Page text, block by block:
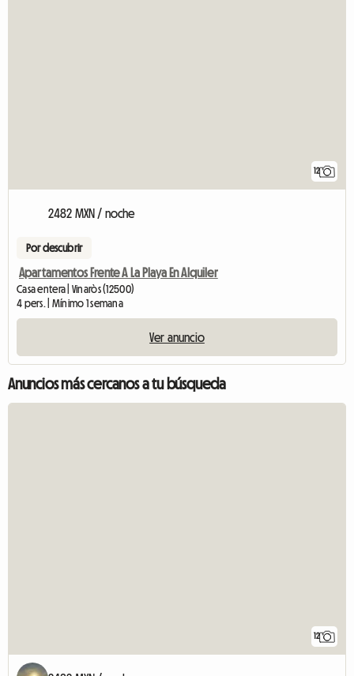
12
2482 MXN / noche
Por descubrir
Apartamentos Frente A La Playa En Alquiler
Casa entera | Vinaròs (12500)
4 pers. | Mínimo 1 semana
Ver anuncio
Anuncios más cercanos a tu búsqueda
12